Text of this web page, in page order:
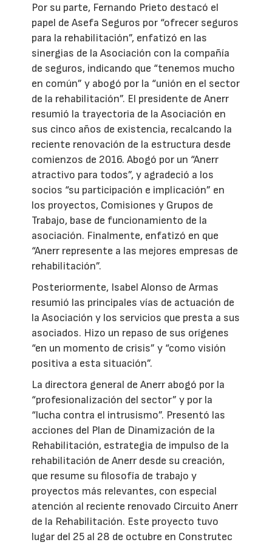
Por su parte, Fernando Prieto destacó el
papel de Asefa Seguros por “ofrecer seguros
para la rehabilitación”, enfatizó en las
sinergias de la Asociación con la compañía
de seguros, indicando que “tenemos mucho
en común” y abogó por la “unión en el sector
de la rehabilitación”. El presidente de Anerr
resumió la trayectoria de la Asociación en
sus cinco años de existencia, recalcando la
reciente renovación de la estructura desde
comienzos de 2016. Abogó por un “Anerr
atractivo para todos”, y agradeció a los
socios “su participación e implicación” en
los proyectos, Comisiones y Grupos de
Trabajo, base de funcionamiento de la
asociación. Finalmente, enfatizó en que
“Anerr represente a las mejores empresas de
rehabilitación”.
Posteriormente, Isabel Alonso de Armas
resumió las principales vías de actuación de
la Asociación y los servicios que presta a sus
asociados. Hizo un repaso de sus orígenes
“en un momento de crisis” y “como visión
positiva a esta situación”.
La directora general de Anerr abogó por la
“profesionalización del sector” y por la
“lucha contra el intrusismo”. Presentó las
acciones del Plan de Dinamización de la
Rehabilitación, estrategia de impulso de la
rehabilitación de Anerr desde su creación,
que resume su filosofía de trabajo y
proyectos más relevantes, con especial
atención al reciente renovado Circuito Anerr
de la Rehabilitación. Este proyecto tuvo
lugar del 25 al 28 de octubre en Construtec